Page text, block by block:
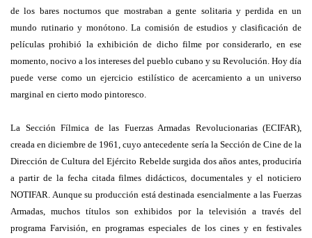
de los bares nocturnos que mostraban a gente solitaria y perdida en un
mundo rutinario y monótono. La comisión de estudios y clasificación de
películas prohibió la exhibición de dicho filme por considerarlo, en ese
momento, nocivo a los intereses del pueblo cubano y su Revolución. Hoy día
puede verse como un ejercicio estilístico de acercamiento a un universo
marginal en cierto modo pintoresco.
La Sección Fílmica de las Fuerzas Armadas Revolucionarias (ECIFAR),
creada en diciembre de 1961, cuyo antecedente sería la Sección de Cine de la
Dirección de Cultura del Ejército Rebelde surgida dos años antes, produciría
a partir de la fecha citada filmes didácticos, documentales y el noticiero
NOTIFAR. Aunque su producción está destinada esencialmente a las Fuerzas
Armadas, muchos títulos son exhibidos por la televisión a través del
programa Farvisión, en programas especiales de los cines y en festivales